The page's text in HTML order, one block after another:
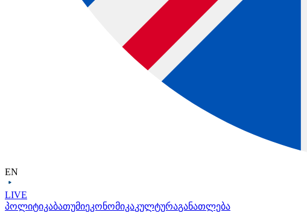
EN
LIVE
პოლიტიკაბათუმიეკონომიკაკულტურაგანათლება